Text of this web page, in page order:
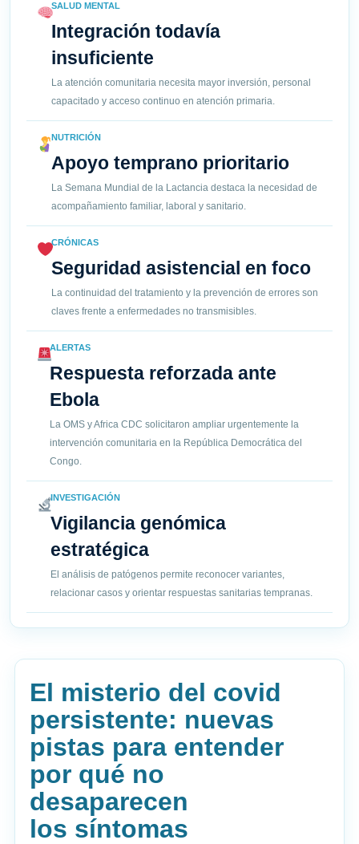
SALUD MENTAL
Integración todavía
insuficiente
La atención comunitaria necesita mayor inversión, personal
capacitado y acceso continuo en atención primaria.
NUTRICIÓN
Apoyo temprano prioritario
La Semana Mundial de la Lactancia destaca la necesidad de
acompañamiento familiar, laboral y sanitario.
CRÓNICAS
Seguridad asistencial en foco
La continuidad del tratamiento y la prevención de errores son
claves frente a enfermedades no transmisibles.
ALERTAS
Respuesta reforzada ante
Ebola
La OMS y Africa CDC solicitaron ampliar urgentemente la
intervención comunitaria en la República Democrática del
Congo.
INVESTIGACIÓN
Vigilancia genómica
estratégica
El análisis de patógenos permite reconocer variantes,
relacionar casos y orientar respuestas sanitarias tempranas.
El misterio del covid
persistente: nuevas
pistas para entender
por qué no
desaparecen
los síntomas